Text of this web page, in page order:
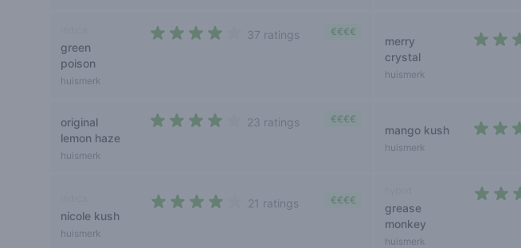
green
poison
huismerk
37 ratings €€€€
merry
crystal
huismerk
original
lemon haze
huismerk
23 ratings €€€€
mango kush
huismerk
nicole kush
huismerk
21 ratings €€€€
grease
monkey
huismerk